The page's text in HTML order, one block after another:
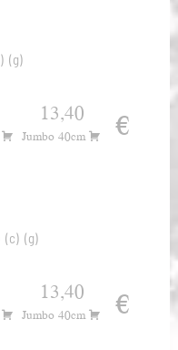
g
13,40
Jumbo 40cm €
c g
13,40
Jumbo 40cm €